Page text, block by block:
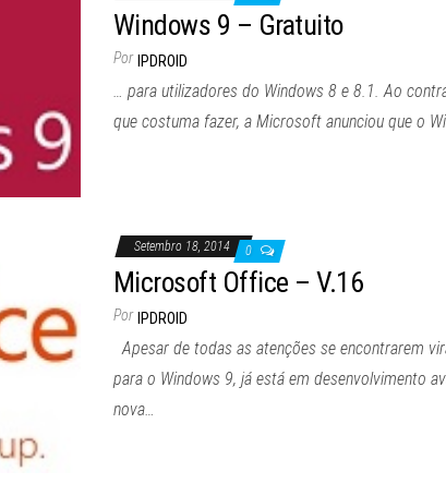
Windows 9 – Gratuito
Por IPDROID
… para utilizadores do Windows 8 e 8.1. Ao
que costuma fazer, a Microsoft anunciou que o
Setembro 18, 2014 0
Microsoft Office – V.16
Por IPDROID
Apesar de todas as atenções se encontrarem
para o Windows 9, já está em desenvolvimento
nova…